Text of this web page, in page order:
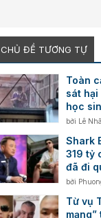
CHỦ ĐỀ TƯƠNG TỰ
Toàn
sát hại
học
bởi Lê
Shark
319 tỷ
đã đi
nào?
bởi
Từ vụ